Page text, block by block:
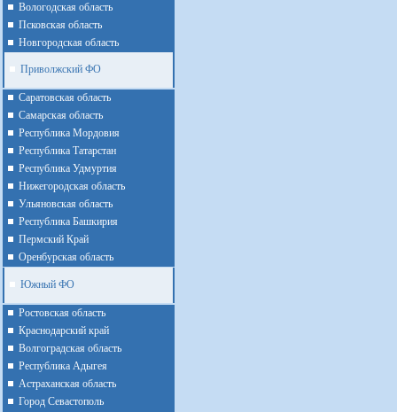
Вологодская область
Псковская область
Новгородская область
Приволжский ФО
Cаратовская область
Cамарская область
Республика Мордовия
Республика Татарстан
Республика Удмуртия
Нижегородская область
Ульяновская область
Республика Башкирия
Пермский Край
Оренбурская область
Южный ФО
Ростовская область
Краснодарский край
Волгоградская область
Республика Адыгея
Астраханская область
Город Севастополь